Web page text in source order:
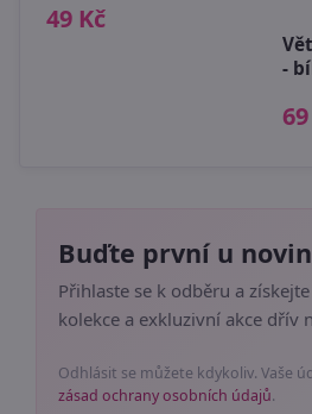
49 Kč
-
Buďte první u
Přihlaste se k odběru a
kolekce a exkluzivní akce dřív
Odhlásit se můžete kdykoliv. Vaše
zásad ochrany osobních údajů.